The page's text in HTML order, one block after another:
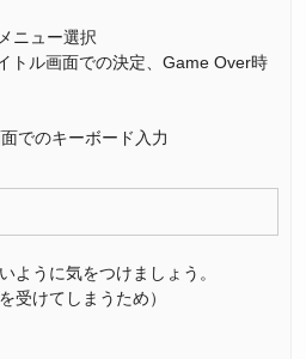
ニュー選択
トル画面での決定、Game Over時
でのキーボード入力
ように気をつけましょう。
受けてしまうため）